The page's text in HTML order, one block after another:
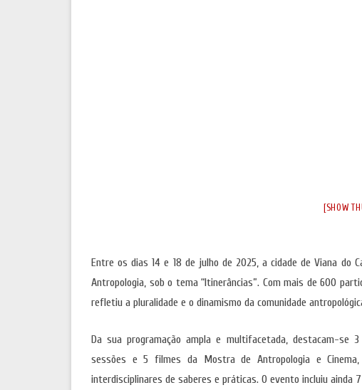
[SHOW
Entre os dias 14 e 18 de julho de 2025, a cidade de Viana do
Antropologia, sob o tema “Itinerâncias”. Com mais de 600
refletiu a pluralidade e o dinamismo da comunidade
Da sua programação ampla e multifacetada, destacam-se
sessões e 5 filmes da Mostra de Antropologia e
interdisciplinares de saberes e práticas. O evento incluiu ainda